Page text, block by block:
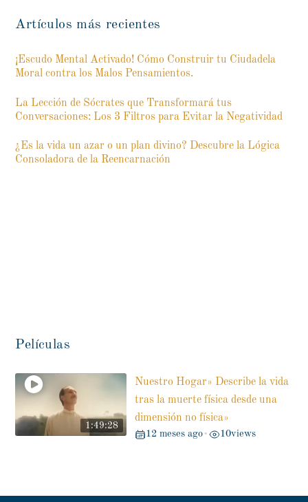
Artículos más recientes
¡Escudo Mental Activado! Cómo Construir tu Ciudadela
Moral contra los Malos Pensamientos.
La Lección de Sócrates que Transformará tus
Conversaciones: Los 3 Filtros para Evitar la Negatividad
¿Es la vida un azar o un plan divino? Descubre la Lógica
Consoladora de la Reencarnación
Películas
1:49:28
Nuestro Hogar» Describe la vida
tras la muerte física desde una
dimensión no física»
12 meses ago • 10views